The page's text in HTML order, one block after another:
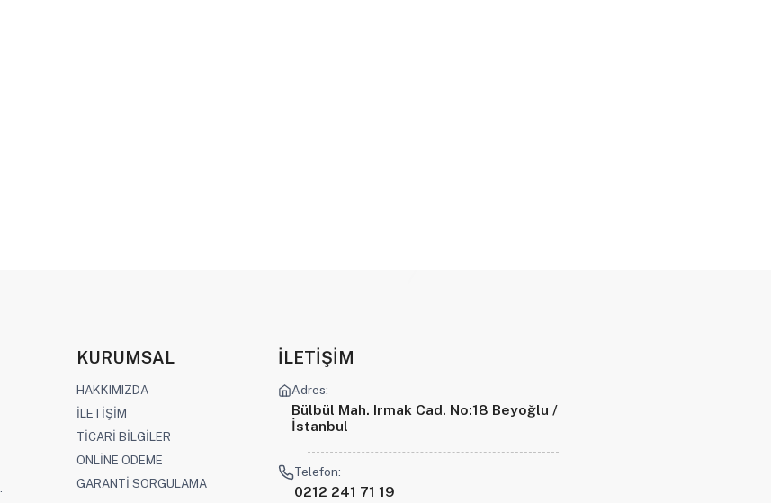
KURUMSAL
HAKKIMIZDA
İLETİŞİM
TİCARİ BİLGİLER
ONLİNE ÖDEME
GARANTİ SORGULAMA
İLETİŞİM
Adres:
Bülbül Mah. Irmak Cad. No:18 Beyoğlu /
İstanbul
Telefon:
0212 241 71 19